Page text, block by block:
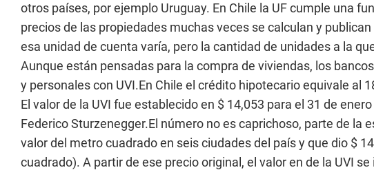
otros países, por ejemplo Uruguay. En Chile la UF cumple una
precios de las propiedades muchas veces se calculan y
esa unidad de cuenta varía, pero la cantidad de unidades a la
Aunque están pensadas para la compra de viviendas, los
y personales con UVI.En Chile el crédito hipotecario equivale al
El valor de la UVI fue establecido en $ 14,053 para el 31 de
Federico Sturzenegger.El número no es caprichoso, parte de la
valor del metro cuadrado en seis ciudades del país y que dio $
cuadrado). A partir de ese precio original, el valor en de la UVI